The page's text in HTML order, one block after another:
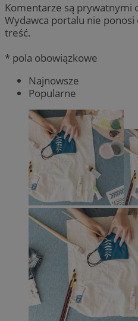
Komentarze są prywatnymi
Wydawca portalu nie ponosi
treść.
* pola obowiązkowe
Najnowsze
Popularne